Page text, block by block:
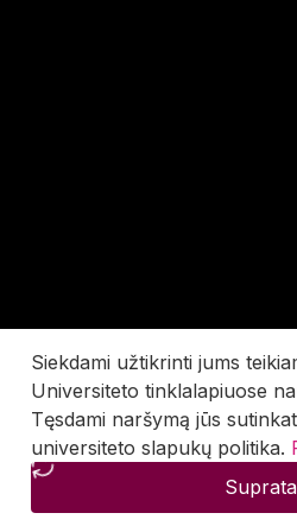
Siekdami užtikrinti jums
Universiteto tinklalapiuose
Tęsdami naršymą jūs
universiteto slapukų politika.